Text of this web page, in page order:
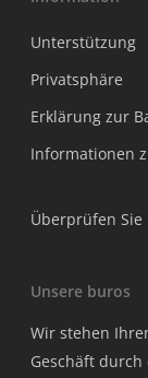
Unterstützung
Privatsphäre
Erklärung zur
Informationen
Überprüfen Sie
Unsere buros
Wir stehen
Geschäft